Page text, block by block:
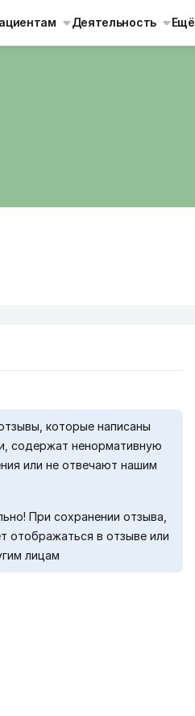
Деятельность Ещё
которые написаны
содержат ненормативную
или не отвечают нашим
При сохранении отзыва,
отображаться в отзыве или
лицам